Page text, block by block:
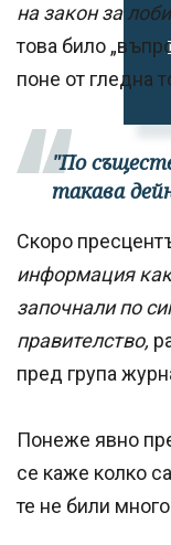
на закон за
това било
поне от гледна
"По
такава
Скоро
информация
започнали по
правителство,
пред група
Понеже явно
се каже колко
те не били